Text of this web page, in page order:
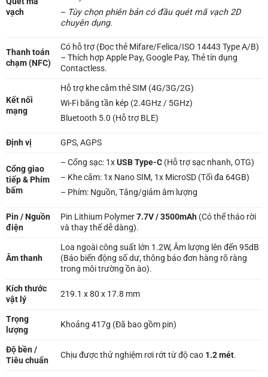
vạch
– Tùy chọn phiên bản có đầu quét mã vạch 2D
chuyên dụng.
Thanh toán
chạm (NFC)
Có hỗ trợ (Đọc thẻ Mifare/Felica/ISO 14443 Type A/B)
– Thích hợp Apple Pay, Google Pay, Thẻ tín dụng
Contactless.
Kết nối
mạng
Hỗ trợ khe cắm thẻ SIM (4G/3G/2G)
Wi-Fi băng tần kép (2.4GHz / 5GHz)
Bluetooth 5.0 (Hỗ trợ BLE)
Định vị GPS, AGPS
Cổng giao
tiếp & Phím
bấm
– Cổng sạc: 1xUSB Type-C(Hỗ trợ sạc nhanh, OTG)
– Khe cắm: 1x Nano SIM, 1x MicroSD (Tối đa 64GB)
– Phím: Nguồn, Tăng/giảm âm lượng
Pin / Nguồn
điện
Pin Lithium Polymer7.7V / 3500mAh(Có thể tháo rời
và thay thế dễ dàng).
Âm thanh
Loa ngoài công suất lớn 1.2W, Âm lượng lên đến 95dB
(Báo biến động số dư, thông báo đơn hàng rõ ràng
trong môi trường ồn ào).
Kích thước
vật lý
219.1 x 80 x 17.8 mm
Trọng
lượng
Khoảng 417g (Đã bao gồm pin)
Độ bền /
Tiêu chuẩn
Chịu được thử nghiệm rơi rớt từ độ cao 1.2 mét.